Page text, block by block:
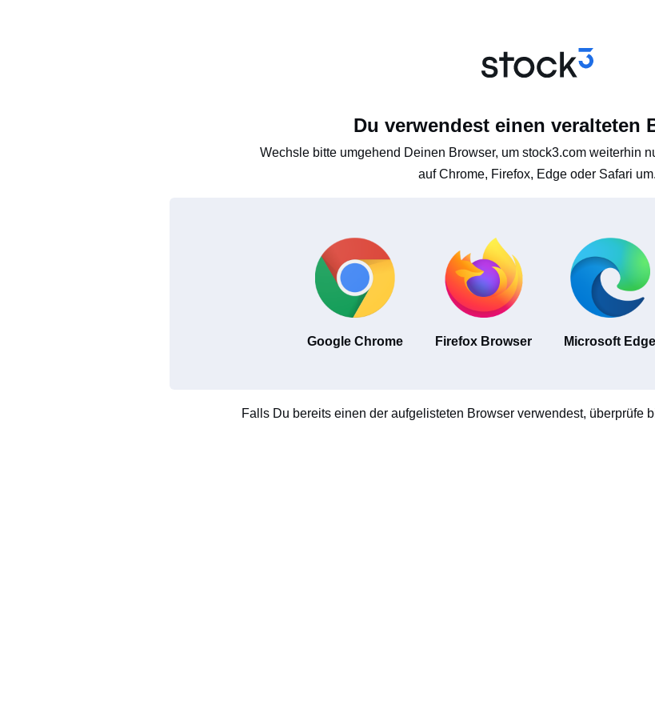
Du verwendest einen veralteten
Wechsle bitte umgehend Deinen Browser, um stock3.com weiterhin
auf Chrome, Firefox, Edge oder Safari um.
Google Chrome Firefox Browser Microsoft Edge
Falls Du bereits einen der aufgelisteten Browser verwendest, überprüfe